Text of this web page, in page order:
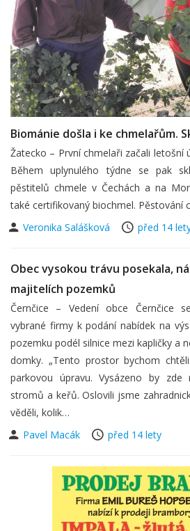
Biománie došla i ke chmelařům.
Žatecko – První chmelaři začali letošní
Během uplynulého týdne se pak
pěstitelů chmele v Čechách a na
také certifikovaný biochmel. Pěstování
Veronika Salášková
před 14
Obec vysokou trávu posekala,
majitelích pozemků
Černčice – Vedení obce Černčice
vybrané firmy k podání nabídek na
pozemku podél silnice mezi kapličky a
domky. „Tento prostor bychom
parkovou úpravu. Vysázeno by
stromů a keřů. Oslovili jsme
věděli, kolik…
Pavel Macák
před 14 lety